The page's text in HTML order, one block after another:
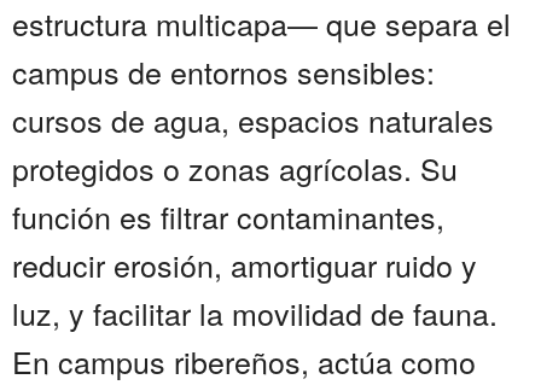
estructura multicapa— que separa el
campus de entornos sensibles:
cursos de agua, espacios naturales
protegidos o zonas agrícolas. Su
función es filtrar contaminantes,
reducir erosión, amortiguar ruido y
luz, y facilitar la movilidad de fauna.
En campus ribereños, actúa como